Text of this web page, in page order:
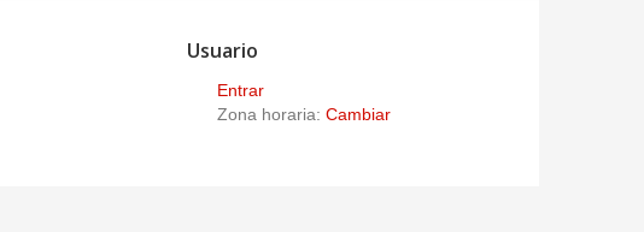
Usuario
Entrar
Zona horaria: Cambiar